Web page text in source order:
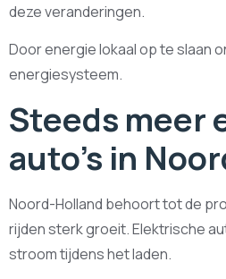
deze veranderingen.
Door energie lokaal op te slaan
energiesysteem.
Steeds meer
auto’s in
Noord-Holland behoort tot de
rijden sterk groeit. Elektrische
stroom tijdens het laden.